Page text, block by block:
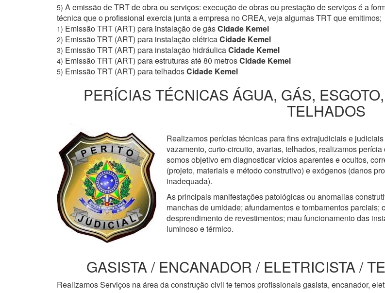
5) A emissão de TRT de obra ou serviços: execução de obras ou prestação de serviços é a
técnica que o profissional exercia junta a empresa no CREA, veja algumas TRT que emitimos;
1) Emissão TRT (ART) para instalação de gásCidade Kemel
2) Emissão TRT (ART) para instalação elétricaCidade Kemel
3) Emissão TRT (ART) para instalação hidráulicaCidade Kemel
4) Emissão TRT (ART) para estruturas até 80 metrosCidade Kemel
5) Emissão TRT (ART) para telhadosCidade Kemel
PERÍCIAS TÉCNICAS ÁGUA, GÁS,
TELHADOS
Realizamos perícias técnicas para fins extrajudiciais e
vazamento, curto-circuito, avarias, telhados, realizamos
somos objetivo em diagnosticar vícios aparentes e ocultos,
(projeto, materiais e método construtivo) e exógenos (danos
inadequada).
As principais manifestações patológicas ou anomalias
manchas de umidade; afundamentos e tombamentos parciais;
desprendimento de revestimentos; mau funcionamento das
luminoso e térmico.
GASISTA / ENCANADOR / ELETRICISTA /
Realizamos Serviços na área da construção civil te temos profissionais gasista, encanador,